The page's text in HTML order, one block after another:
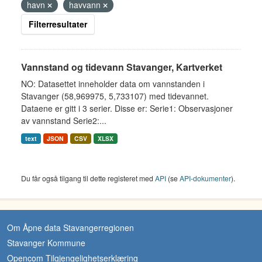
havn
havvann
Filterresultater
Vannstand og tidevann Stavanger, Kartverket
NO: Datasettet inneholder data om vannstanden i
Stavanger (58,969975, 5,733107) med tidevannet.
Dataene er gitt i 3 serier. Disse er: Serie1: Observasjoner
av vannstand Serie2:...
text JSON CSV XLSX
Du får også tilgang til dette registeret med API (seAPI-dokumenter).
Om Åpne data Stavangerregionen
Stavanger Kommune
Opencom Tilgjengelighetserklæring